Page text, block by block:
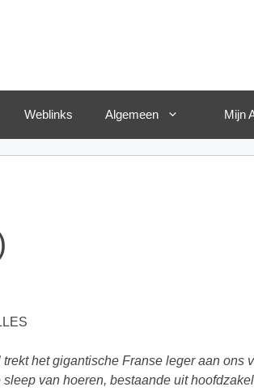
Weblinks Algemeen Mijn
het gigantische Franse leger aan ons
van hoeren, bestaande uit